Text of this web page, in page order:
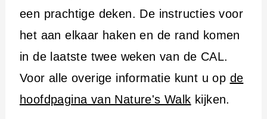
een prachtige deken. De instructies voor
het aan elkaar haken en de rand komen
in de laatste twee weken van de CAL.
Voor alle overige informatie kunt u op de
hoofdpagina van Nature's Walk kijken.